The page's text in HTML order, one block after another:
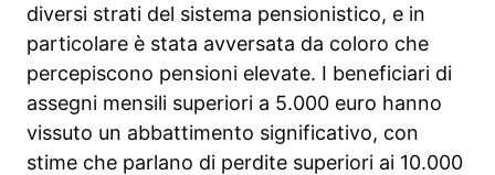
diversi strati del sistema pensionistico, e in
particolare è stata avversata da coloro che
percepiscono pensioni elevate. I beneficiari di
assegni mensili superiori a 5.000 euro hanno
vissuto un abbattimento significativo, con
stime che parlano di perdite superiori ai 10.000